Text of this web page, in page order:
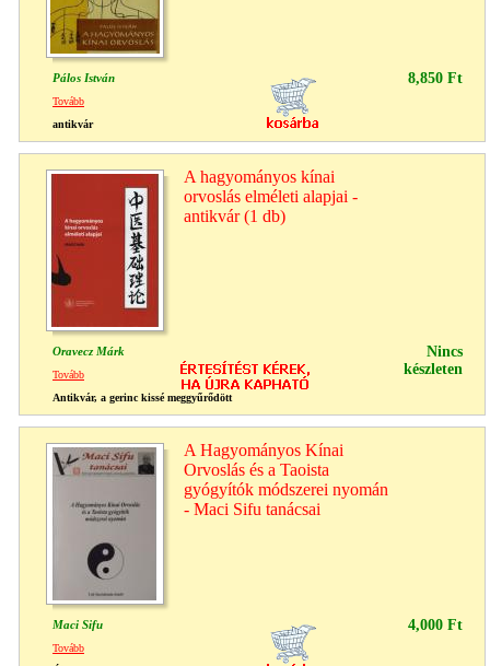
Pálos István 8,850 Ft
Tovább
antikvár
A hagyományos kínai
orvoslás elméleti alapjai -
antikvár (1 db)
Oravecz Márk
Nincs
készleten
Tovább
Antikvár, a gerinc kissé meggyűrődött
A Hagyományos Kínai
Orvoslás és a Taoista
gyógyítók módszerei nyomán
- Maci Sifu tanácsai
Maci Sifu 4,000 Ft
Tovább